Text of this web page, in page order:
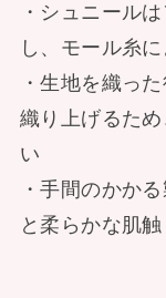
・シュニール
し、モール糸
・生地を織っ
織り上げるた
い
・手間のかか
と柔らかな肌